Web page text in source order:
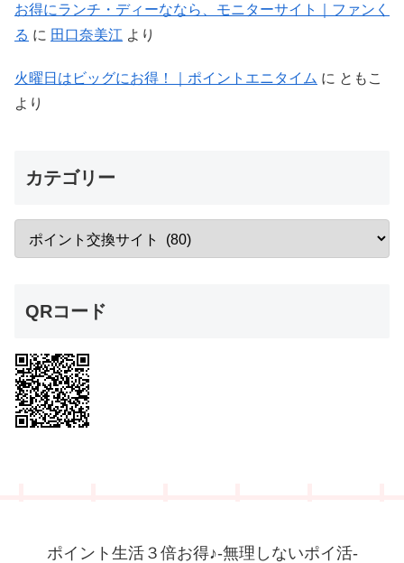
お得にランチ・ディーななら、モニターサイト｜ファンく
る に 田口奈美江 より
火曜日はビッグにお得！｜ポイントエニタイム に ともこ
より
カテゴリー
QRコード
ポイント生活３倍お得♪-無理しないポイ活-